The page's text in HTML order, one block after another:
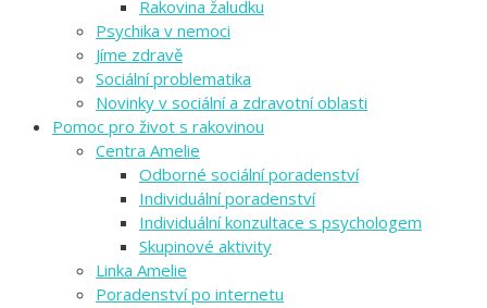
Rakovina žaludku
Psychika v nemoci
Jíme zdravě
Sociální problematika
Novinky v sociální a zdravotní oblasti
Pomoc pro život s rakovinou
Centra Amelie
Odborné sociální poradenství
Individuální poradenství
Individuální konzultace s psychologem
Skupinové aktivity
Linka Amelie
Poradenství po internetu